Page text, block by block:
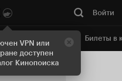
VPN или
доступен
Кинопоиска
Войти
Онлайн-кинотеатр Билеты в